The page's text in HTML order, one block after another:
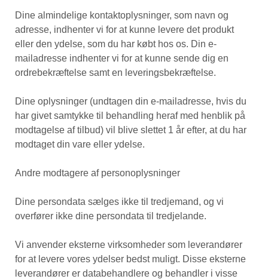
Dine almindelige kontaktoplysninger, som navn og
adresse, indhenter vi for at kunne levere det produkt
eller den ydelse, som du har købt hos os. Din e-
mailadresse indhenter vi for at kunne sende dig en
ordrebekræftelse samt en leveringsbekræftelse.
Dine oplysninger (undtagen din e-mailadresse, hvis du
har givet samtykke til behandling heraf med henblik på
modtagelse af tilbud) vil blive slettet 1 år efter, at du har
modtaget din vare eller ydelse.
Andre modtagere af personoplysninger
Dine persondata sælges ikke til tredjemand, og vi
overfører ikke dine persondata til tredjelande.
Vi anvender eksterne virksomheder som leverandører
for at levere vores ydelser bedst muligt. Disse eksterne
leverandører er databehandlere og behandler i visse